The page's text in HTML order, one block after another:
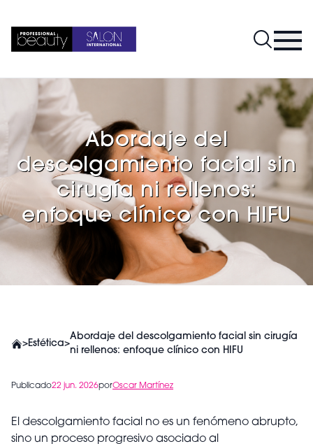
Abordaje del
descolgamiento facial sin
cirugía ni rellenos:
enfoque clínico con HIFU
>Estética>
Abordaje del descolgamiento facial sin cirugía
ni rellenos: enfoque clínico con HIFU
Publicado22 jun. 2026porOscar Martínez
El descolgamiento facial no es un fenómeno abrupto,
sino un proceso progresivo asociado al